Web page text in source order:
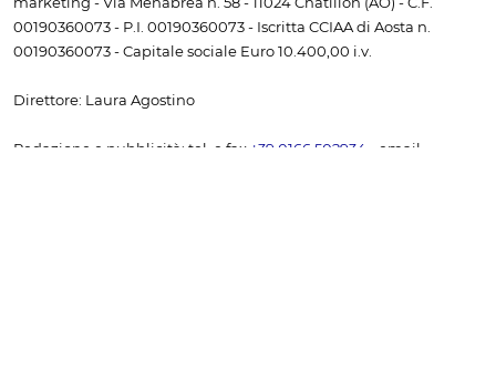
00190360073 - P.I. 00190360073 - Iscritta CCIAA di Aosta n.
00190360073 - Capitale sociale Euro 10.400,00 i.v.
Direttore: Laura Agostino
Redazione e pubblicità: tel. e fax +39 0166 502934
- email